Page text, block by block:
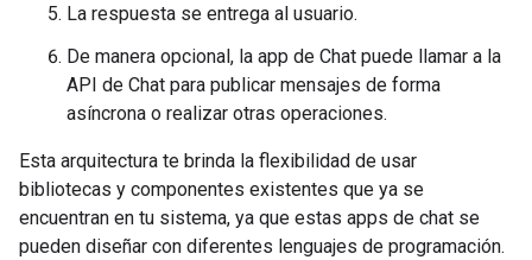
La respuesta se entrega al usuario.
De manera opcional, la app de Chat puede llamar a la
API de Chat para publicar mensajes de forma
asíncrona o realizar otras operaciones.
Esta arquitectura te brinda la flexibilidad de usar
bibliotecas y componentes existentes que ya se
encuentran en tu sistema, ya que estas apps de chat se
pueden diseñar con diferentes lenguajes de programación.